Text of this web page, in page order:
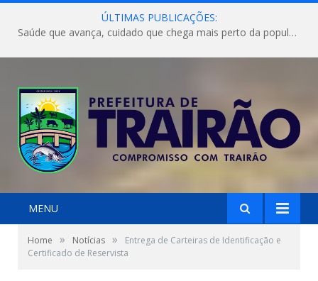
ÚLTIMAS PUBLICAÇÕES:
Saúde que avança, cuidado que chega mais perto da população!
MENU
Home » Notícias »
Entrega de Carteiras de Identificação e
Certificado de Reservista